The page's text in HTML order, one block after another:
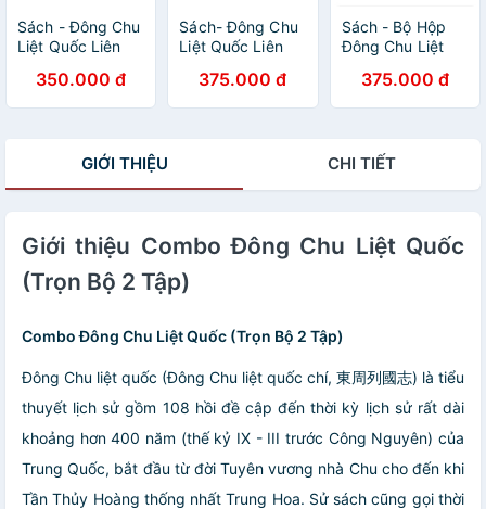
Sách - Đông Chu
Liệt Quốc Liên
30 Tập
350.000 đ
Sách- Đông Chu
Liệt Quốc Liên
Tập)375.000 đ
Sách - Bộ Hộp
Đông Chu Liệt
Họa (Trọn Bộ 30
Tập) Tặng Kèm
375.000 đ
GIỚI THIỆU CHI TIẾT
Giới thiệu Combo Đông Chu Liệt Quốc
(Trọn Bộ 2 Tập)
Combo Đông Chu Liệt Quốc (Trọn Bộ 2 Tập)
Đông Chu liệt quốc (Đông Chu liệt quốc chí, 東周列國志) là tiểu
thuyết lịch sử gồm 108 hồi đề cập đến thời kỳ lịch sử rất dài
khoảng hơn 400 năm (thế kỷ IX - III trước Công Nguyên) của
Trung Quốc, bắt đầu từ đời Tuyên vương nhà Chu cho đến khi
Tần Thủy Hoàng thống nhất Trung Hoa. Sử sách cũng gọi thời